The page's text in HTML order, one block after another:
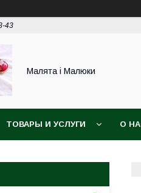
43
Малята і Малюки
ТОВАРЫ И УСЛУГИ О